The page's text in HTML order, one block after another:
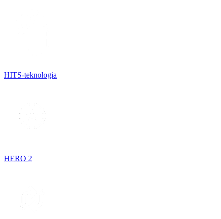
HITS-teknologia
HERO 2